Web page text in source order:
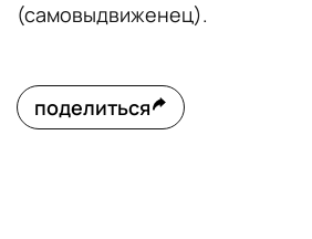
(самовыдвиженец).
поделиться